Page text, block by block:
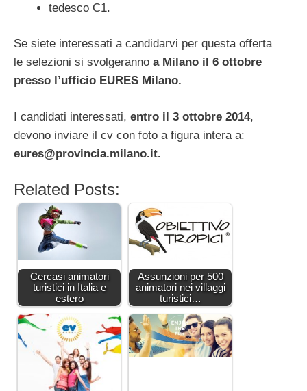
tedesco C1.
Se siete interessati a candidarvi per questa offerta
le selezioni si svolgeranno a Milano il 6 ottobre
presso l’ufficio EURES Milano.
I candidati interessati, entro il 3 ottobre 2014,
devono inviare il cv con foto a figura intera a:
eures@provincia.milano.it.
Related Posts:
Cercasi animatori
turistici in Italia e
estero
Assunzioni per 500
animatori nei villaggi
turistici…